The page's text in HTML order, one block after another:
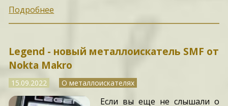
Подробнее
Legend - новый металлоискатель SMF от
Nokta Makro
15.09.2022 О металлоискателях
Если вы еще не слышали о